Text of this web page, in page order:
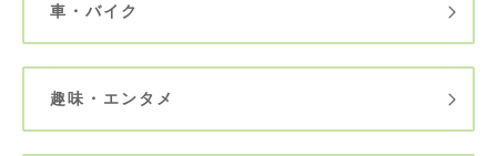
車・バイク
趣味・エンタメ